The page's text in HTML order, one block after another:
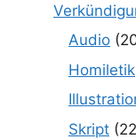
Audio
Homiletik
Skript